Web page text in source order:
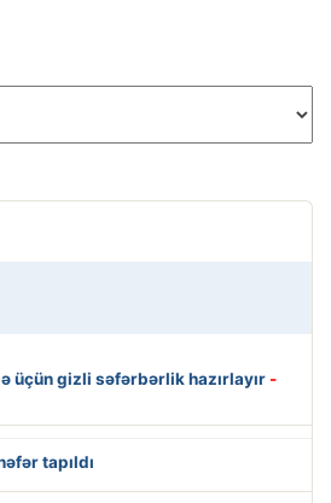
üçün gizli səfərbərlik hazırlayır -
tapıldı